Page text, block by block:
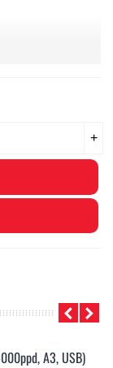
Màu,
+
A3, USB)